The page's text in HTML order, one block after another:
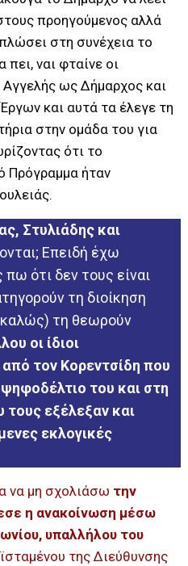
προηγούμενος αλλά
στη συνέχεια το
πει, ναι φταίνε οι
ως Δήμαρχος και
και αυτά τα έλεγε τη
στην ομάδα του για
ότι το
Πρόγραμμα ήταν
Στυλιάδης και
Επειδή έχω
ότι δεν τους είναι
τη διοίκηση
καλώς) τη θεωρούν
οι ίδιοι
τον Κορεντσίδη που
του και στη
τους εξέλεξαν και
εκλογικές
να μη σχολιάσω την
η ανακοίνωση μέσω
υπαλλήλου του
της Διεύθυνσης